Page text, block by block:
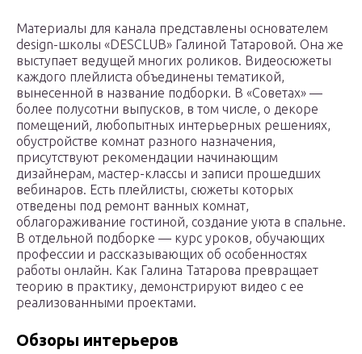
Материалы для канала представлены основателем
design-школы «DESCLUB» Галиной Татаровой. Она же
выступает ведущей многих роликов. Видеосюжеты
каждого плейлиста объединены тематикой,
вынесенной в название подборки. В «Советах» —
более полусотни выпусков, в том числе, о декоре
помещений, любопытных интерьерных решениях,
обустройстве комнат разного назначения,
присутствуют рекомендации начинающим
дизайнерам, мастер-классы и записи прошедших
вебинаров. Есть плейлисты, сюжеты которых
отведены под ремонт ванных комнат,
облагораживание гостиной, создание уюта в спальне.
В отдельной подборке — курс уроков, обучающих
профессии и рассказывающих об особенностях
работы онлайн. Как Галина Татарова превращает
теорию в практику, демонстрируют видео с ее
реализованными проектами.
Обзоры интерьеров